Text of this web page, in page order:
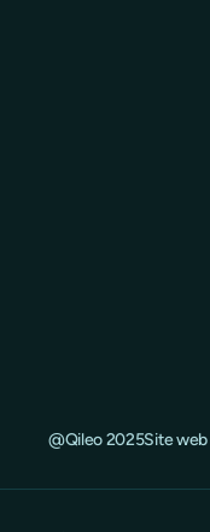
@Qileo 2025Site web